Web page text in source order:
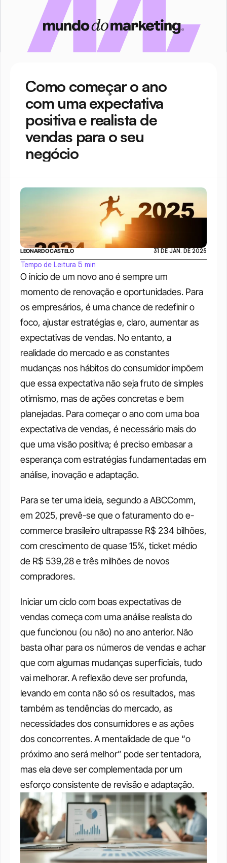
Como começar o ano
com uma expectativa
positiva e realista de
vendas para o seu
negócio
O início de um novo ano é sempre um
momento de renovação e oportunidades. Para
os empresários, é uma chance de redefinir o
foco, ajustar estratégias e, claro, aumentar as
expectativas de vendas. No entanto, a
realidade do mercado e as constantes
mudanças nos hábitos do consumidor impõem
que essa expectativa não seja fruto de simples
otimismo, mas de ações concretas e bem
planejadas. Para começar o ano com uma boa
expectativa de vendas, é necessário mais do
que uma visão positiva; é preciso embasar a
esperança com estratégias fundamentadas em
análise, inovação e adaptação.
Para se ter uma ideia, segundo a ABCComm,
em 2025, prevê-se que o faturamento do e-
commerce brasileiro ultrapasse R$ 234 bilhões,
com crescimento de quase 15%, ticket médio
de R$ 539,28 e três milhões de novos
compradores.
Iniciar um ciclo com boas expectativas de
vendas começa com uma análise realista do
que funcionou (ou não) no ano anterior. Não
basta olhar para os números de vendas e achar
que com algumas mudanças superficiais, tudo
vai melhorar. A reflexão deve ser profunda,
levando em conta não só os resultados, mas
também as tendências do mercado, as
necessidades dos consumidores e as ações
dos concorrentes. A mentalidade de que “o
próximo ano será melhor” pode ser tentadora,
mas ela deve ser complementada por um
esforço consistente de revisão e adaptação.
LEONARDO CASTELO 31 DE JAN. DE 2025
Tempo de Leitura 5 min